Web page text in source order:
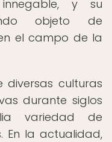
y su
objeto de
el campo de la
diversas culturas
durante siglos
variedad de
En la actualidad,